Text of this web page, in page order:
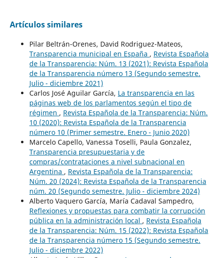
Artículos similares
Pilar Beltrán-Orenes, David Rodriguez-Mateos,
Transparencia municipal en España , Revista Española
de la Transparencia: Núm. 13 (2021): Revista Española
de la Transparencia número 13 (Segundo semestre.
Julio - diciembre 2021)
Carlos José Aguilar García, La transparencia en las
páginas web de los parlamentos según el tipo de
régimen , Revista Española de la Transparencia: Núm.
10 (2020): Revista Española de la Transparencia
número 10 (Primer semestre. Enero - Junio 2020)
Marcelo Capello, Vanessa Toselli, Paula Gonzalez,
Transparencia presupuestaria y de
compras/contrataciones a nivel subnacional en
Argentina , Revista Española de la Transparencia:
Núm. 20 (2024): Revista Española de la Transparencia
núm. 20 (Segundo semestre. Julio - diciembre 2024)
Alberto Vaquero García, María Cadaval Sampedro,
Reflexiones y propuestas para combatir la corrupción
pública en la administración local , Revista Española
de la Transparencia: Núm. 15 (2022): Revista Española
de la Transparencia número 15 (Segundo semestre.
Julio - diciembre 2022)